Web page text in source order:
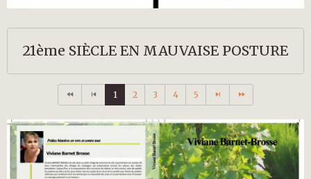
21ème SIÈCLE EN MAUVAISE POSTURE
1 2 3 4 5